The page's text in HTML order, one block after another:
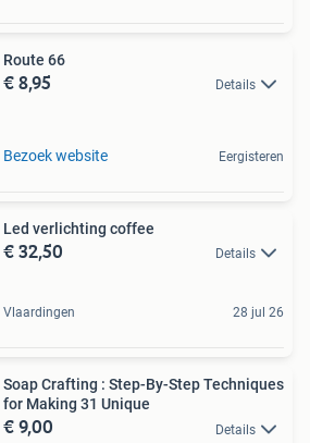
Route 66
€ 8,95 Details
Bezoek website Eergisteren
Led verlichting coffee
€ 32,50 Details
Vlaardingen 28 jul 26
Soap Crafting : Step-By-Step Techniques
for Making 31 Unique
€ 9,00 Details